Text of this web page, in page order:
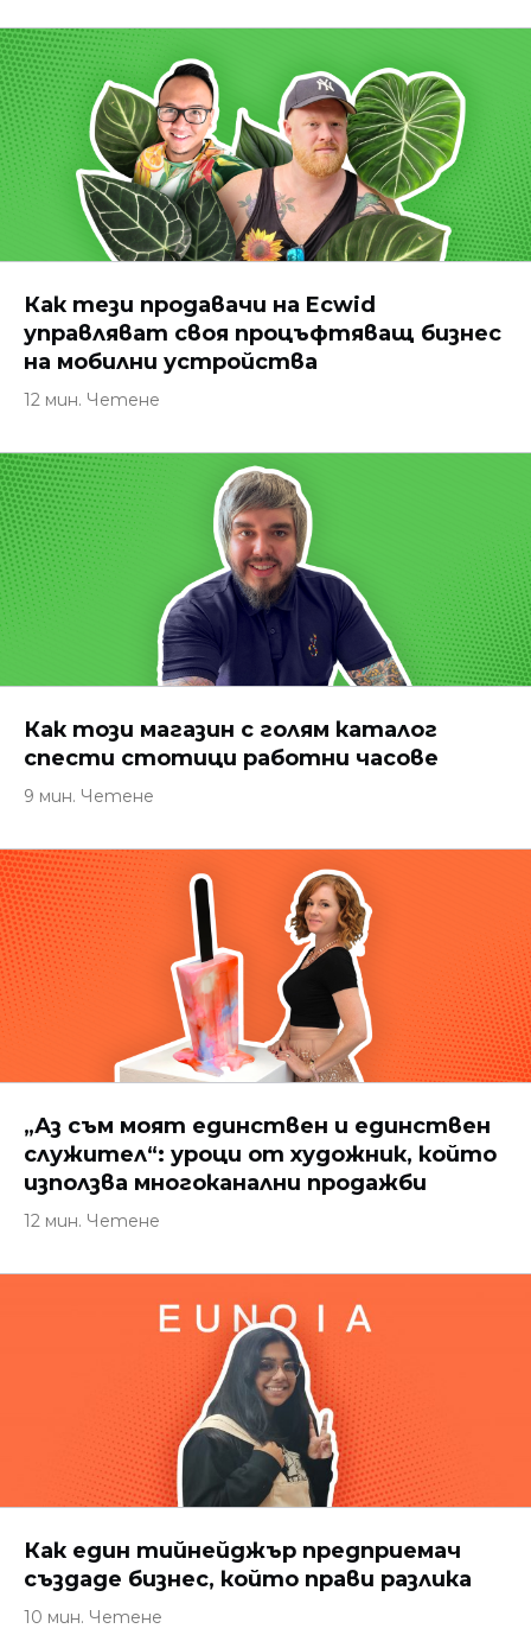
Как тези продавачи на Ecwid
управляват своя процъфтяващ бизнес
на мобилни устройства
12 мин. Четене
Как този магазин с голям каталог
спести стотици работни часове
9 мин. Четене
„Аз съм моят единствен и единствен
служител“: уроци от художник, който
използва многоканални продажби
12 мин. Четене
Как един тийнейджър предприемач
създаде бизнес, който прави разлика
10 мин. Четене